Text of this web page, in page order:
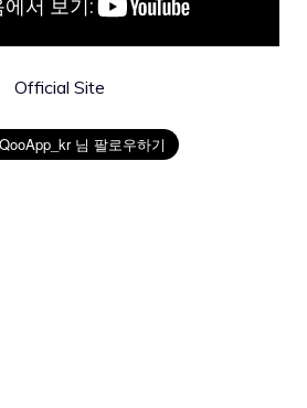
Official Site